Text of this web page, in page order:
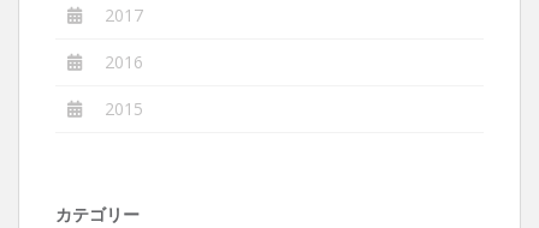
2017
2016
2015
カテゴリー